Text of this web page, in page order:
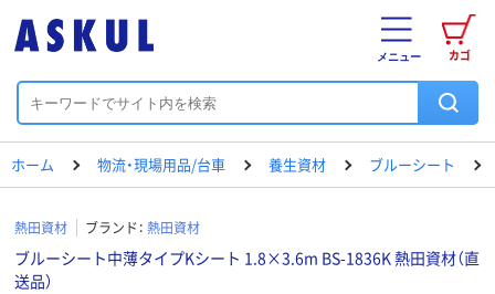
カゴ
メニュー
ホーム 物流・現場用品/台車 養生資材 ブルーシート
熱田資材 ブランド： 熱田資材
ブルーシート中薄タイプKシート 1.8×3.6m BS-1836K 熱田資材（直
送品）